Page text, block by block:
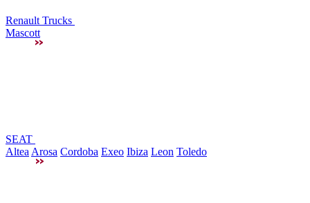
Renault Trucks
Mascott
SEAT
Altea Arosa Cordoba Exeo Ibiza Leon Toledo